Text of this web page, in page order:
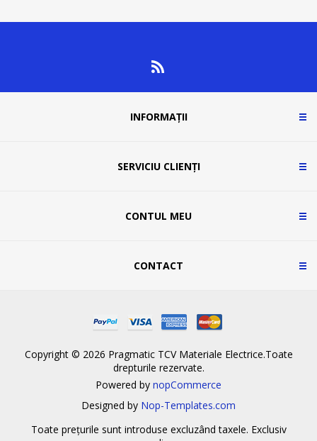
INFORMAȚII
SERVICIU CLIENȚI
CONTUL MEU
CONTACT
Copyright © 2026 Pragmatic TCV Materiale Electrice.Toate
drepturile rezervate.
Powered by nopCommerce
Designed by Nop-Templates.com
Toate prețurile sunt introduse excluzând taxele. Exclusiv